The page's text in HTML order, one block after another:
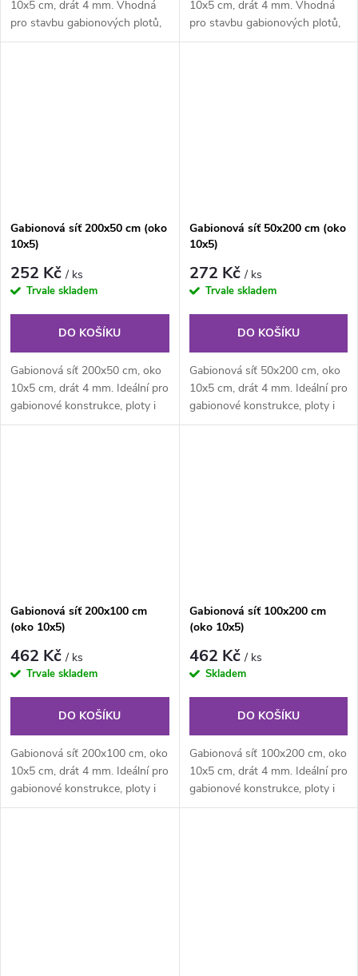
10x5 cm, drát 4 mm. Vhodná
pro stavbu gabionových plotů,
zídek a opěrných stěn.
10x5 cm, drát 4 mm. Vhodná
pro stavbu gabionových plotů,
zídek a opěrných stěn.
Gabionová síť 200x50 cm (oko
10x5)
252 Kč/ ks
Trvale skladem
DO KOŠÍKU
Gabionová síť 200x50 cm, oko
10x5 cm, drát 4 mm. Ideální pro
gabionové konstrukce, ploty i
dekorativní prvky na zahradě.
Gabionová síť 50x200 cm (oko
10x5)
272 Kč/ ks
Trvale skladem
DO KOŠÍKU
Gabionová síť 50x200 cm, oko
10x5 cm, drát 4 mm. Ideální pro
gabionové konstrukce, ploty i
dekorativní prvky na zahradě.
Gabionová síť 200x100 cm
(oko 10x5)
462 Kč/ ks
Trvale skladem
DO KOŠÍKU
Gabionová síť 200x100 cm, oko
10x5 cm, drát 4 mm. Ideální pro
gabionové konstrukce, ploty i
dekorativní prvky na...
Gabionová síť 100x200 cm
(oko 10x5)
462 Kč/ ks
Skladem
DO KOŠÍKU
Gabionová síť 100x200 cm, oko
10x5 cm, drát 4 mm. Ideální pro
gabionové konstrukce, ploty i
dekorativní prvky na...